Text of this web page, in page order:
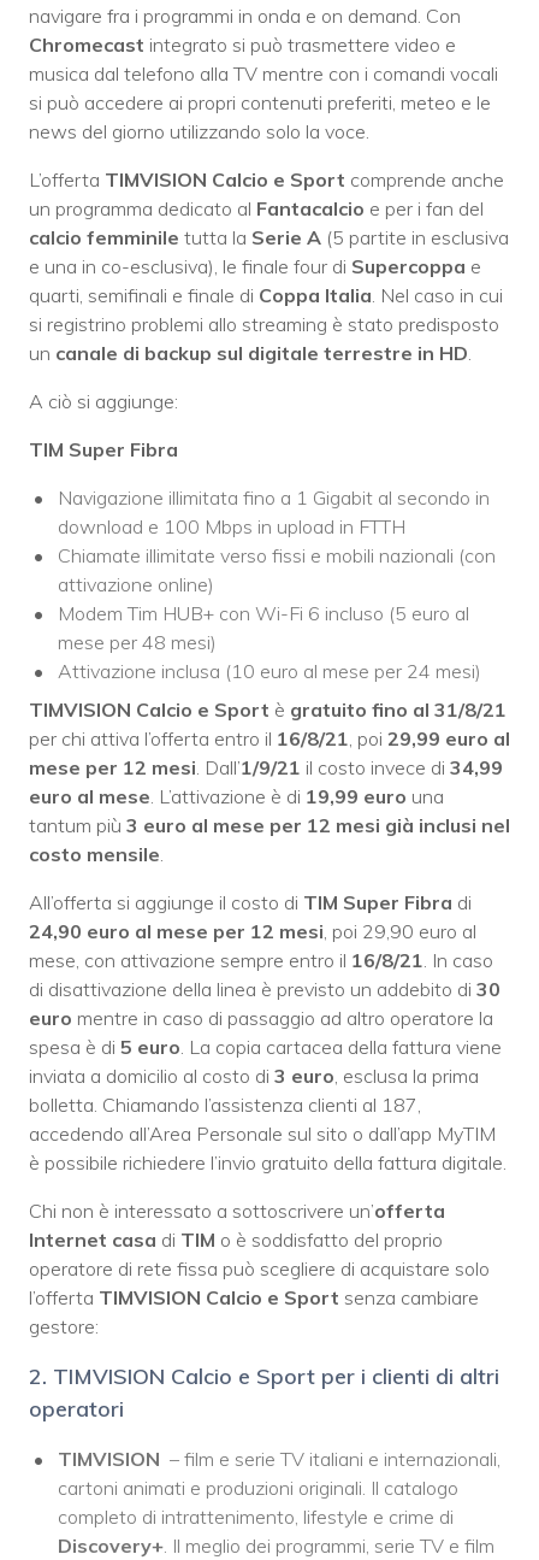
navigare fra i programmi in onda e on demand. Con
Chromecast integrato si può trasmettere video e
musica dal telefono alla TV mentre con i comandi vocali
si può accedere ai propri contenuti preferiti, meteo e le
news del giorno utilizzando solo la voce.
L’offerta TIMVISION Calcio e Sport comprende anche
un programma dedicato al Fantacalcio e per i fan del
calcio femminile tutta la Serie A (5 partite in esclusiva
e una in co-esclusiva), le finale four di Supercoppa e
quarti, semifinali e finale di Coppa Italia. Nel caso in cui
si registrino problemi allo streaming è stato predisposto
un canale di backup sul digitale terrestre in HD.
A ciò si aggiunge:
TIM Super Fibra
Navigazione illimitata fino a 1 Gigabit al secondo in
download e 100 Mbps in upload in FTTH
Chiamate illimitate verso fissi e mobili nazionali (con
attivazione online)
Modem Tim HUB+ con Wi-Fi 6 incluso (5 euro al
mese per 48 mesi)
Attivazione inclusa (10 euro al mese per 24 mesi)
TIMVISION Calcio e Sport è gratuito fino al 31/8/21
per chi attiva l’offerta entro il 16/8/21, poi 29,99 euro al
mese per 12 mesi. Dall’1/9/21 il costo invece di 34,99
euro al mese. L’attivazione è di 19,99 euro una
tantum più 3 euro al mese per 12 mesi già inclusi nel
costo mensile.
All’offerta si aggiunge il costo di TIM Super Fibra di
24,90 euro al mese per 12 mesi, poi 29,90 euro al
mese, con attivazione sempre entro il 16/8/21. In caso
di disattivazione della linea è previsto un addebito di 30
euro mentre in caso di passaggio ad altro operatore la
spesa è di 5 euro. La copia cartacea della fattura viene
inviata a domicilio al costo di 3 euro, esclusa la prima
bolletta. Chiamando l’assistenza clienti al 187,
accedendo all’Area Personale sul sito o dall’app MyTIM
è possibile richiedere l’invio gratuito della fattura digitale.
Chi non è interessato a sottoscrivere un’offerta
Internet casa di TIM o è soddisfatto del proprio
operatore di rete fissa può scegliere di acquistare solo
l’offerta TIMVISION Calcio e Sport senza cambiare
gestore:
2. TIMVISION Calcio e Sport per i clienti di altri
operatori
TIMVISION – film e serie TV italiani e internazionali,
cartoni animati e produzioni originali. Il catalogo
completo di intrattenimento, lifestyle e crime di
Discovery+. Il meglio dei programmi, serie TV e film